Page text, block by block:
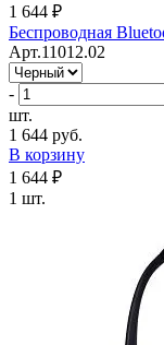
1 644 ₽
Беспроводная
Арт.11012.02
-
шт.
1 644 руб.
В корзину
1 644 ₽
1 шт.